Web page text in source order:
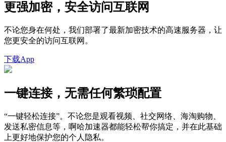
更强加密，安全访问互联网
不论您身在何处，我们部署了最新加密技术的高速服务器，让
您更安全的访问互联网。
下载App
一键连接，无需任何繁琐配置
“一键轻松连接”。不论您是观看视频、社交网络、海淘购物、
发送私密信息等，啊哈加速器都能轻松帮你搞定，并在此基础
上更好地保护您的个人隐私。